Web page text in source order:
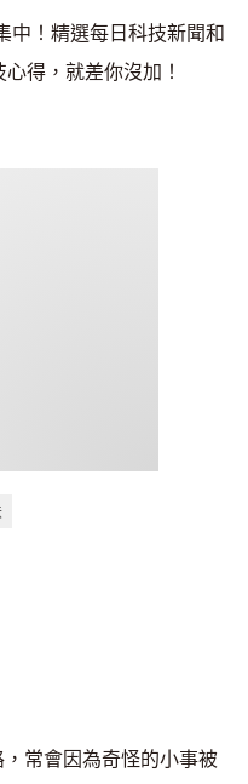
中！精選每日科技新聞和
得，就差你沒加！
常會因為奇怪的小事被